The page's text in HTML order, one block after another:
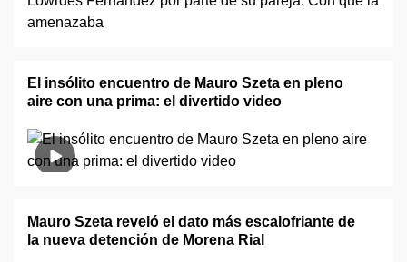
El insólito encuentro de Mauro Szeta en pleno
aire con una prima: el divertido video
Mauro Szeta reveló el dato más escalofriante de
la nueva detención de Morena Rial